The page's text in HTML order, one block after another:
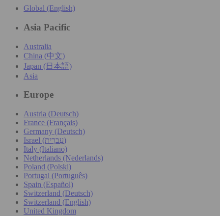
Global (English)
Asia Pacific
Australia
China (中文)
Japan (日本語)
Asia
Europe
Austria (Deutsch)
France (Français)
Germany (Deutsch)
Israel (עִברִית)
Italy (Italiano)
Netherlands (Nederlands)
Poland (Polski)
Portugal (Português)
Spain (Español)
Switzerland (Deutsch)
Switzerland (English)
United Kingdom